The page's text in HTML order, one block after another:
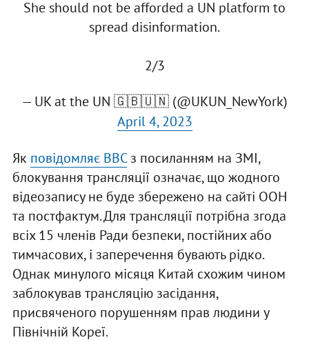
She should not be afforded a UN platform to
spread disinformation.
2/3
— UK at the UN 🇬🇧🇺🇳 (@UKUN_NewYork)
April 4, 2023
Як повідомляє BBCз посиланням на ЗМІ,
блокування трансляції означає, що жодного
відеозапису не буде збережено на сайті ООН
та постфактум. Для трансляції потрібна згода
всіх 15 членів Ради безпеки, постійних або
тимчасових, і заперечення бувають рідко.
Однак минулого місяця Китай схожим чином
заблокував трансляцію засідання,
присвяченого порушенням прав людини у
Північній Кореї.